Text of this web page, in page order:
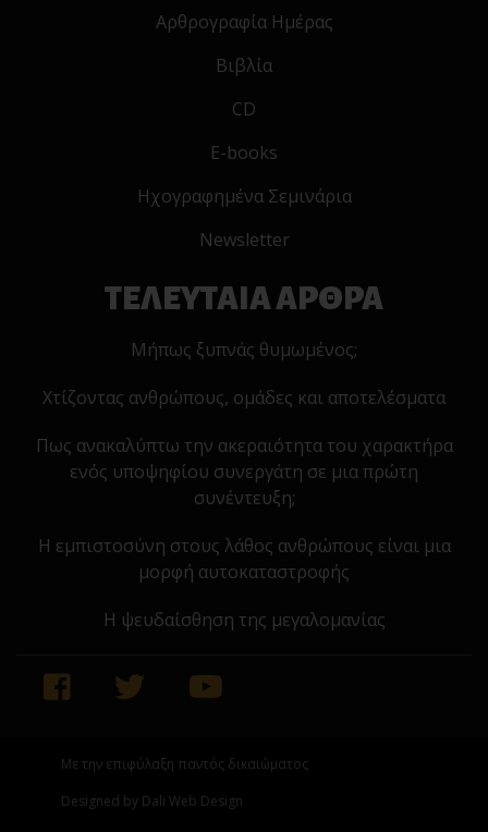
Αρθρογραφία Ημέρας
Βιβλία
CD
E-books
Ηχογραφημένα Σεμινάρια
Newsletter
ΤΕΛΕΥΤΑΙΑ ΑΡΘΡΑ
Μήπως ξυπνάς θυμωμένος;
Χτίζοντας ανθρώπους, ομάδες και αποτελέσματα
Πως ανακαλύπτω την ακεραιότητα του χαρακτήρα
ενός υποψηφίου συνεργάτη σε μια πρώτη
συνέντευξη;
Η εμπιστοσύνη στους λάθος ανθρώπους είναι μια
μορφή αυτοκαταστροφής
Η ψευδαίσθηση της μεγαλομανίας
Με την επιφύλαξη παντός δικαιώματος
Designed by Dali Web Design